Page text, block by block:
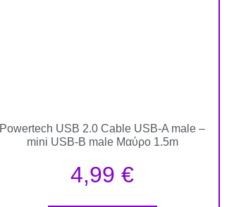
Powertech USB 2.0 Cable USB-A male –
mini USB-B male Μαύρο 1.5m
4,99€